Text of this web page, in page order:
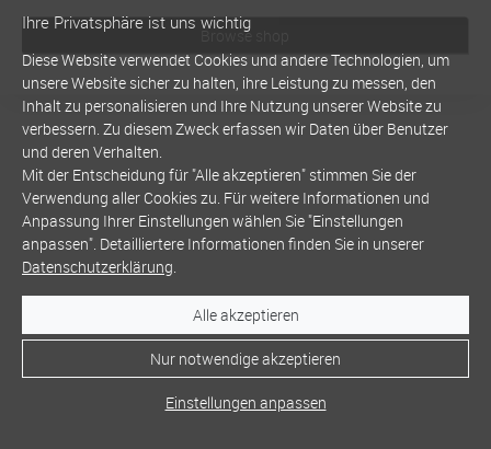
Browse shop
Ihre Privatsphäre ist uns wichtig
Diese Website verwendet Cookies und andere Technologien, um
unsere Website sicher zu halten, ihre Leistung zu messen, den
Inhalt zu personalisieren und Ihre Nutzung unserer Website zu
verbessern. Zu diesem Zweck erfassen wir Daten über Benutzer
und deren Verhalten.
Mit der Entscheidung für "Alle akzeptieren" stimmen Sie der
Verwendung aller Cookies zu. Für weitere Informationen und
Anpassung Ihrer Einstellungen wählen Sie "Einstellungen
anpassen". Detailliertere Informationen finden Sie in unserer
Datenschutzerklärung.
Alle akzeptieren
Nur notwendige akzeptieren
Einstellungen anpassen